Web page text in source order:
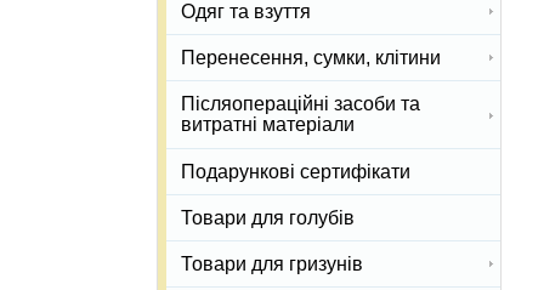
Одяг та взуття
Перенесення, сумки, клітини
Післяопераційні засоби та
витратні матеріали
Подарункові сертифікати
Товари для голубів
Товари для гризунів